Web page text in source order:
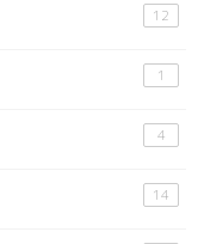
12
1
4
14